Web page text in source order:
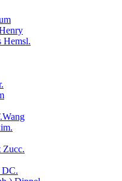
Hemsl.
Zucc.
DC.